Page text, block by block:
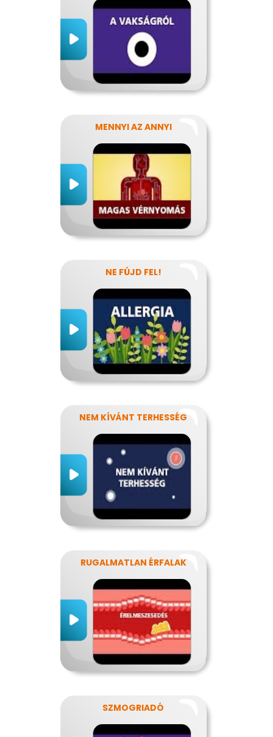
MENNYI AZ ANNYI
NE FÚJD FEL!
NEM KÍVÁNT TERHESSÉG
RUGALMATLAN ÉRFALAK
SZMOGRIADÓ